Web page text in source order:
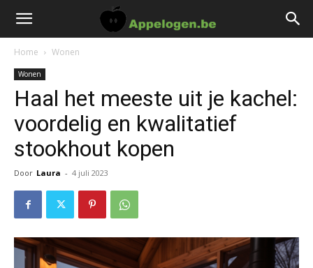
Home Wonen
Wonen
Haal het meeste uit je kachel:
voordelig en kwalitatief
stookhout kopen
Door Laura - 4 juli 2023